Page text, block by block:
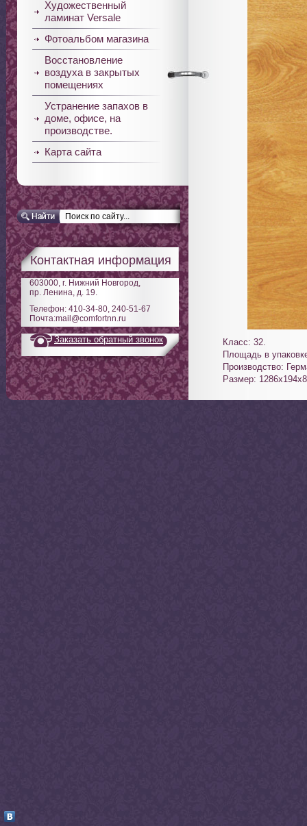
Художественный
ламинат Versale
Фотоальбом магазина
Восстановление
воздуха в закрытых
помещениях
Устранение запахов в
доме, офисе, на
производстве.
Карта сайта
Контактная информация
603000, г. Нижний Новгород,
пр. Ленина, д. 19.
Телефон: 410-34-80, 240-51-67
Почта:mail@comfortnn.ru
Заказать обратный звонок
Класс: 32.
Площадь в
Производство:
Размер: